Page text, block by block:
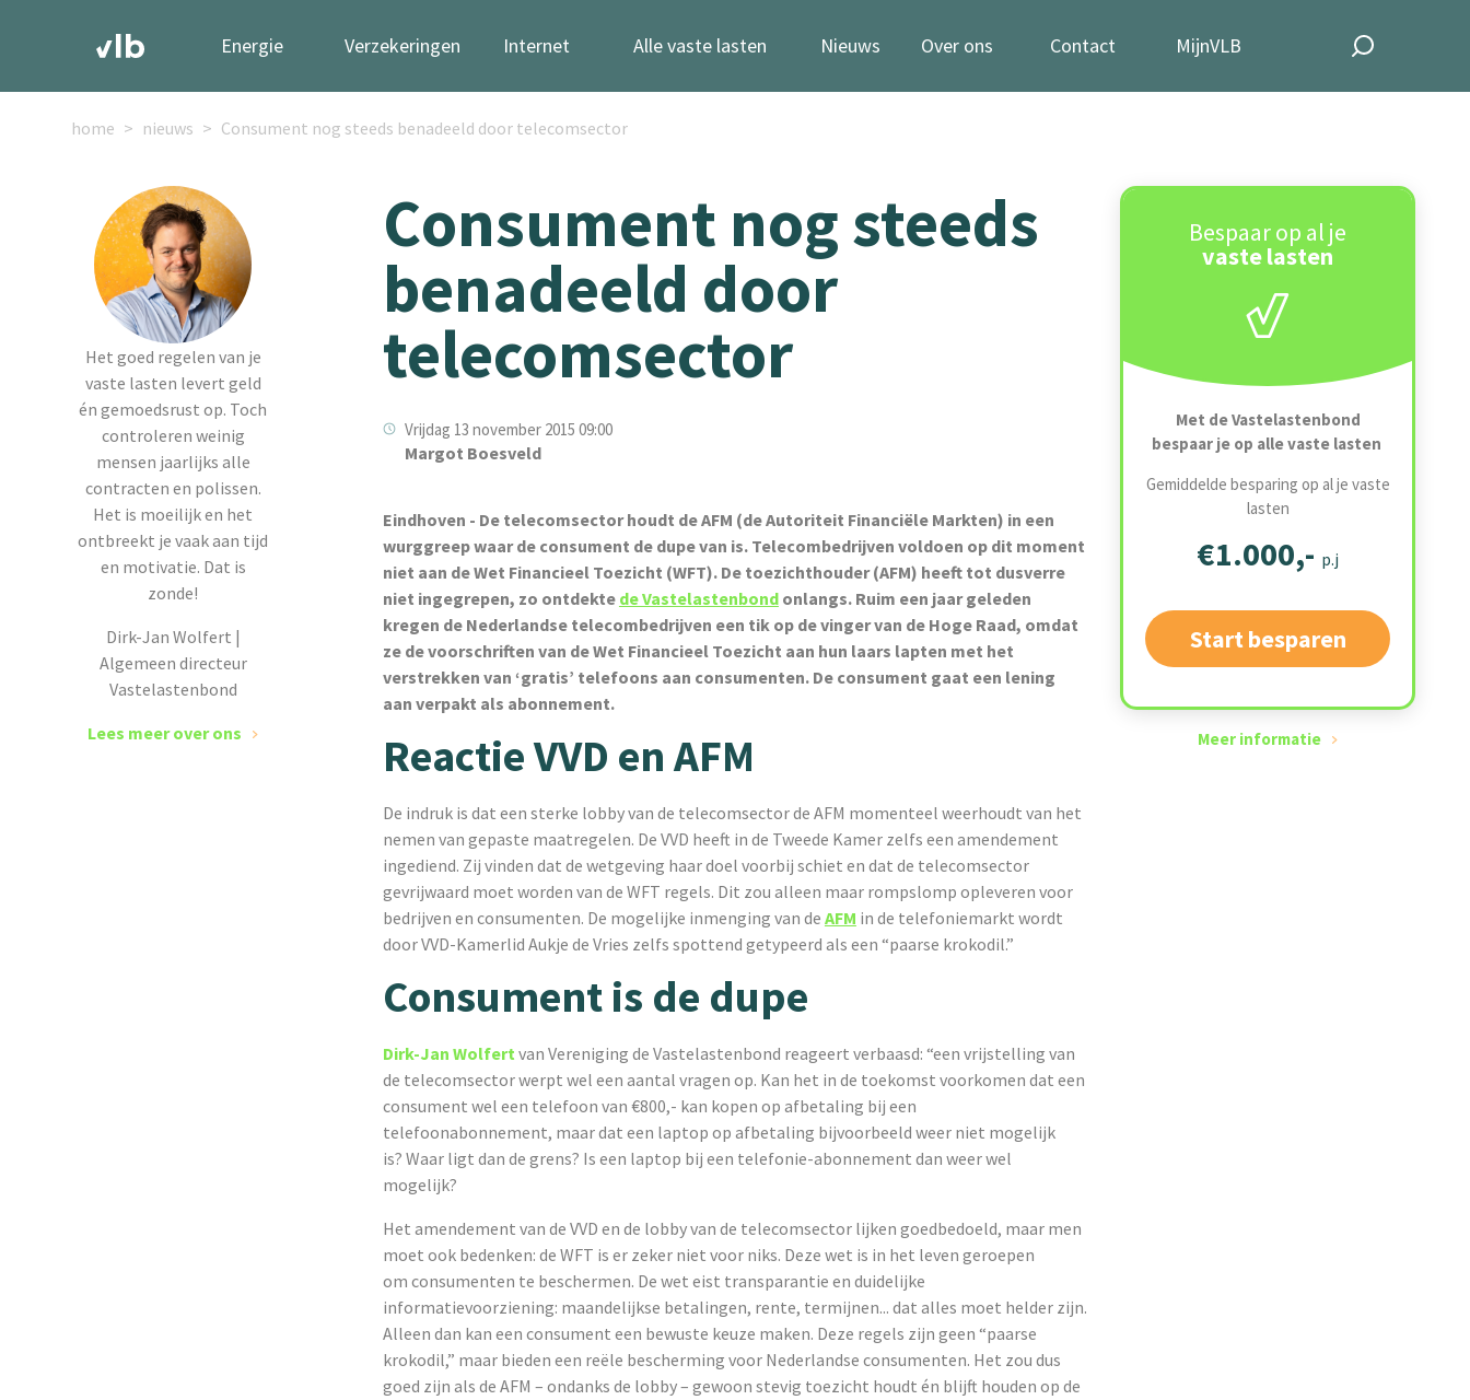
Energie Verzekeringen Internet Alle vaste lasten Nieuws Over ons Contact MijnVLB
home nieuws Consument nog steeds benadeeld door telecomsector
Het goed regelen van je
vaste lasten levert geld
én gemoedsrust op. Toch
controleren weinig
mensen jaarlijks alle
contracten en polissen.
Het is moeilijk en het
ontbreekt je vaak aan tijd
en motivatie. Dat is
zonde!
Dirk-Jan Wolfert |
Algemeen directeur
Vastelastenbond
Lees meer over ons
Bespaar op al je
vaste lasten
Met de Vastelastenbond
bespaar je op alle vaste lasten
Gemiddelde besparing op al je vaste
lasten
€1.000,- p.j
Start besparen
Meer informatie
Consument nog steeds
benadeeld door
telecomsector
Vrijdag 13 november 2015 09:00
Margot Boesveld
Eindhoven - De telecomsector houdt de AFM (de Autoriteit Financiële Markten) in een
wurggreep waar de consument de dupe van is. Telecombedrijven voldoen op dit moment
niet aan de Wet Financieel Toezicht (WFT). De toezichthouder (AFM) heeft tot dusverre
niet ingegrepen, zo ontdekte de Vastelastenbondonlangs. Ruim een jaar geleden
kregen de Nederlandse telecombedrijven een tik op de vinger van de Hoge Raad, omdat
ze de voorschriften van de Wet Financieel Toezicht aan hun laars lapten met het
verstrekken van ‘gratis’ telefoons aan consumenten. De consument gaat een lening
aan verpakt als abonnement.
Reactie VVD en AFM
De indruk is dat een sterke lobby van de telecomsector de AFM momenteel weerhoudt van het
nemen van gepaste maatregelen. De VVD heeft in de Tweede Kamer zelfs een amendement
ingediend. Zij vinden dat de wetgeving haar doel voorbij schiet en dat de telecomsector
gevrijwaard moet worden van de WFT regels. Dit zou alleen maar rompslomp opleveren voor
bedrijven en consumenten. De mogelijke inmenging van de AFM in de telefoniemarkt wordt
door VVD-Kamerlid Aukje de Vries zelfs spottend getypeerd als een “paarse krokodil.”
Consument is de dupe
Dirk-Jan Wolfert van Vereniging de Vastelastenbond reageert verbaasd: “een vrijstelling van
de telecomsector werpt wel een aantal vragen op. Kan het in de toekomst voorkomen dat een
consument wel een telefoon van €800,- kan kopen op afbetaling bij een
telefoonabonnement, maar dat een laptop op afbetaling bijvoorbeeld weer niet mogelijk
is? Waar ligt dan de grens? Is een laptop bij een telefonie-abonnement dan weer wel
mogelijk?
Het amendement van de VVD en de lobby van de telecomsector lijken goedbedoeld, maar men
moet ook bedenken: de WFT is er zeker niet voor niks. Deze wet is in het leven geroepen
om consumenten te beschermen. De wet eist transparantie en duidelijke
informatievoorziening: maandelijkse betalingen, rente, termijnen... dat alles moet helder zijn.
Alleen dan kan een consument een bewuste keuze maken. Deze regels zijn geen “paarse
krokodil,” maar bieden een reële bescherming voor Nederlandse consumenten. Het zou dus
goed zijn als de AFM – ondanks de lobby – gewoon stevig toezicht houdt én blijft houden op de